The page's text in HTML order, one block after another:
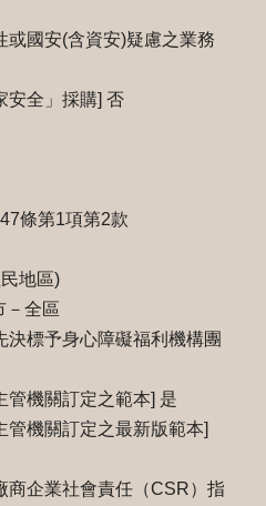
或國安(含資安)疑慮之業務
安全」採購] 否
條第1項第2款
地區)
－全區
決標予身心障礙福利機構團
管機關訂定之範本] 是
管機關訂定之最新版範本]
商企業社會責任（CSR）指